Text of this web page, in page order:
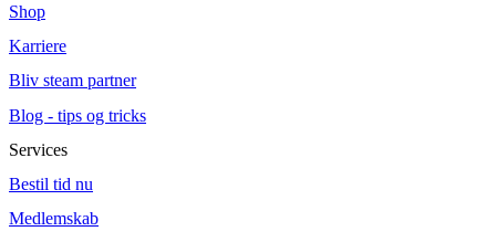
Shop
Karriere
Bliv steam partner
Blog - tips og tricks
Services
Bestil tid nu
Medlemskab